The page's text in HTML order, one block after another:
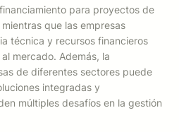
para proyectos de
que las empresas
técnica y recursos financieros
mercado. Además, la
de diferentes sectores puede
integradas y
múltiples desafíos en la gestión